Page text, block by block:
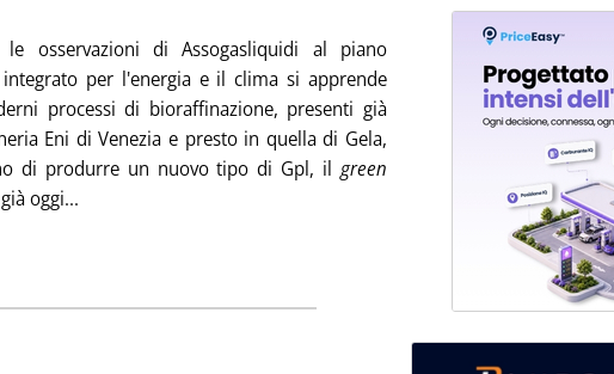
le osservazioni di Assogasliquidi al piano
integrato per l'energia e il clima si apprende
processi di bioraffinazione, presenti già
Eni di Venezia e presto in quella di Gela,
di produrre un nuovo tipo di Gpl, il green
oggi...